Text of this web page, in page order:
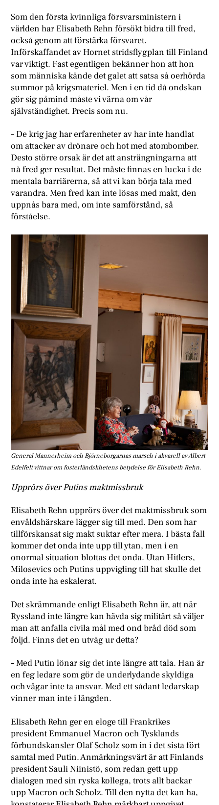
Som den första kvinnliga försvarsministern i
världen har Elisabeth Rehn försökt bidra till fred,
också genom att förstärka försvaret.
Införskaffandet av Hornet stridsflygplan till Finland
var viktigt. Fast egentligen bekänner hon att hon
som människa kände det galet att satsa så oerhörda
summor på krigsmateriel. Men i en tid då ondskan
gör sig påmind måste vi värna om vår
självständighet. Precis som nu.
– De krig jag har erfarenheter av har inte handlat
om attacker av drönare och hot med atombomber.
Desto större orsak är det att ansträngningarna att
nå fred ger resultat. Det måste finnas en lucka i de
mentala barriärerna, så att vi kan börja tala med
varandra. Men fred kan inte lösas med makt, den
uppnås bara med, om inte samförstånd, så
förståelse.
General Mannerheim och Björneborgarnas marsch i akvarell av Albert
Edelfelt vittnar om fosterländskhetens betydelse för Elisabeth Rehn.
Upprörs över Putins maktmissbruk
Elisabeth Rehn upprörs över det maktmissbruk som
envåldshärskare lägger sig till med. Den som har
tillförskansat sig makt suktar efter mera. I bästa fall
kommer det onda inte upp till ytan, men i en
onormal situation blottas det onda. Utan Hitlers,
Milosevics och Putins uppvigling till hat skulle det
onda inte ha eskalerat.
Det skrämmande enligt Elisabeth Rehn är, att när
Ryssland inte längre kan hävda sig militärt så väljer
man att anfalla civila mål med ond bråd död som
följd. Finns det en utväg ur detta?
– Med Putin lönar sig det inte längre att tala. Han är
en feg ledare som gör de underlydande skyldiga
och vågar inte ta ansvar. Med ett sådant ledarskap
vinner man inte i längden.
Elisabeth Rehn ger en eloge till Frankrikes
president Emmanuel Macron och Tysklands
förbundskansler Olaf Scholz som in i det sista fört
samtal med Putin. Anmärkningsvärt är att Finlands
president Sauli Niinistö, som redan gett upp
dialogen med sin ryska kollega, trots allt backar
upp Macron och Scholz. Till den nytta det kan ha,